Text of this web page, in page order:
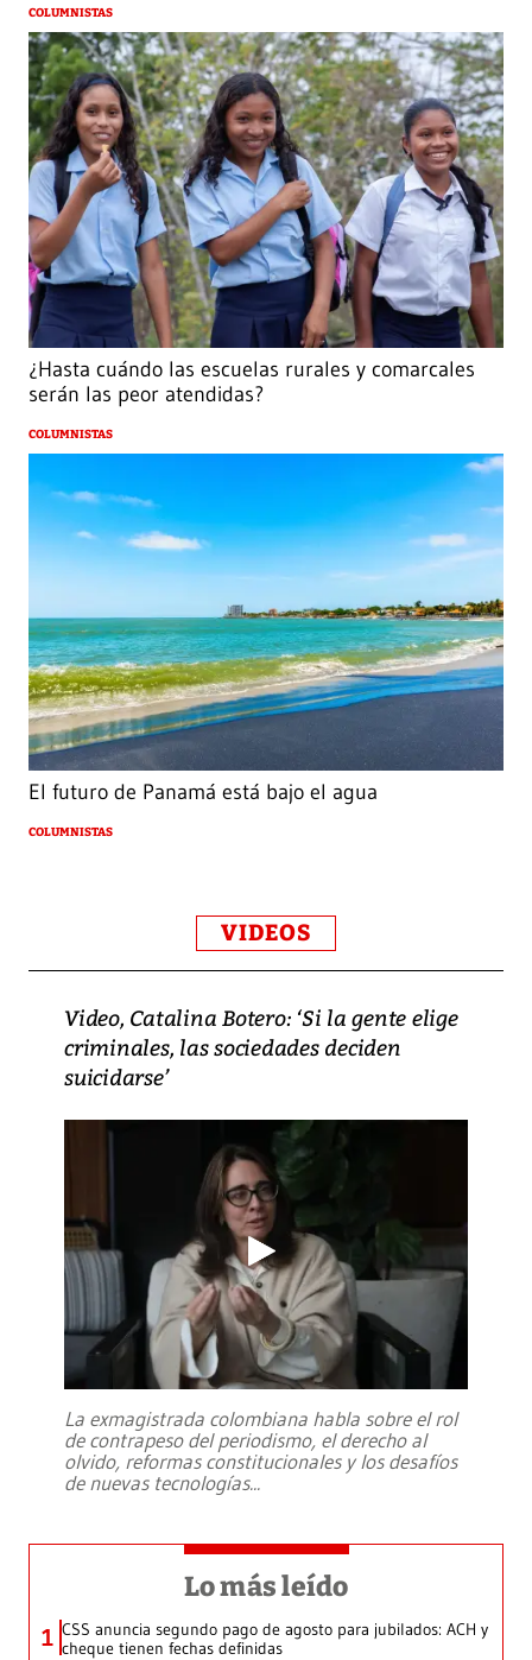
COLUMNISTAS
¿Hasta cuándo las escuelas rurales y comarcales
serán las peor atendidas?
COLUMNISTAS
El futuro de Panamá está bajo el agua
COLUMNISTAS
VIDEOS
Video, Catalina Botero: ‘Si la gente elige
criminales, las sociedades deciden
suicidarse’
La exmagistrada colombiana habla sobre el rol
de contrapeso del periodismo, el derecho al
olvido, reformas constitucionales y los desafíos
de nuevas tecnologías...
Lo más leído
1 CSS anuncia segundo pago de agosto para jubilados: ACH y
cheque tienen fechas definidas